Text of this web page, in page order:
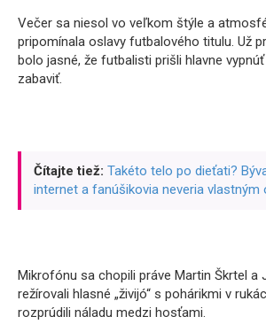
Večer sa niesol vo veľkom štýle a
pripomínala oslavy futbalového titulu. Už
bolo jasné, že futbalisti prišli hlavne
zabaviť.
Čítajte tiež: Takéto telo po dieťati?
internet a fanúšikovia neveria vlastným
Mikrofónu sa chopili práve Martin Škrtel a
režírovali hlasné „živijó“ s pohárikmi v
rozprúdili náladu medzi hosťami.